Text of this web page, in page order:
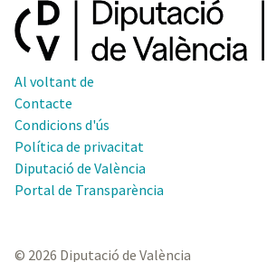
Al voltant de
Contacte
Condicions d'ús
Política de privacitat
Diputació de València
Portal de Transparència
© 2026 Diputació de València